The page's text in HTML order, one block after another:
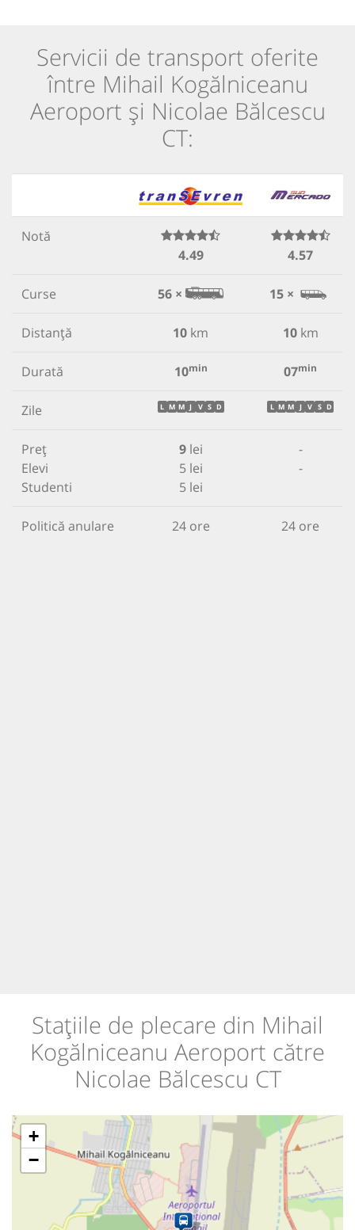
Servicii de transport oferite
între Mihail Kogălniceanu
Aeroport și Nicolae Bălcescu
CT:
Notă
4.49
4.57
Curse 56 × 15 ×
Distanță 10 km 10km
Durată 10min 07min
Zile L M M J V S D L M M J V S D
Preț
Elevi
Studenti
9lei
5 lei
5 lei
-
-
Politică anulare 24 ore 24 ore
Stațiile de plecare din Mihail
Kogălniceanu Aeroport către
Nicolae Bălcescu CT
+
−